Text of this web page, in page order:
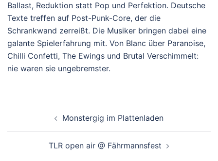
Ballast, Reduktion statt Pop und Perfektion. Deutsche
Texte treffen auf Post-Punk-Core, der die
Schrankwand zerreißt. Die Musiker bringen dabei eine
galante Spielerfahrung mit. Von Blanc über Paranoise,
Chilli Confetti, The Ewings und Brutal Verschimmelt:
nie waren sie ungebremster.
Monstergig im Plattenladen
TLR open air @ Fährmannsfest